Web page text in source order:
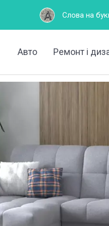
Слова на букву А: Повний
Авто Ремонт і